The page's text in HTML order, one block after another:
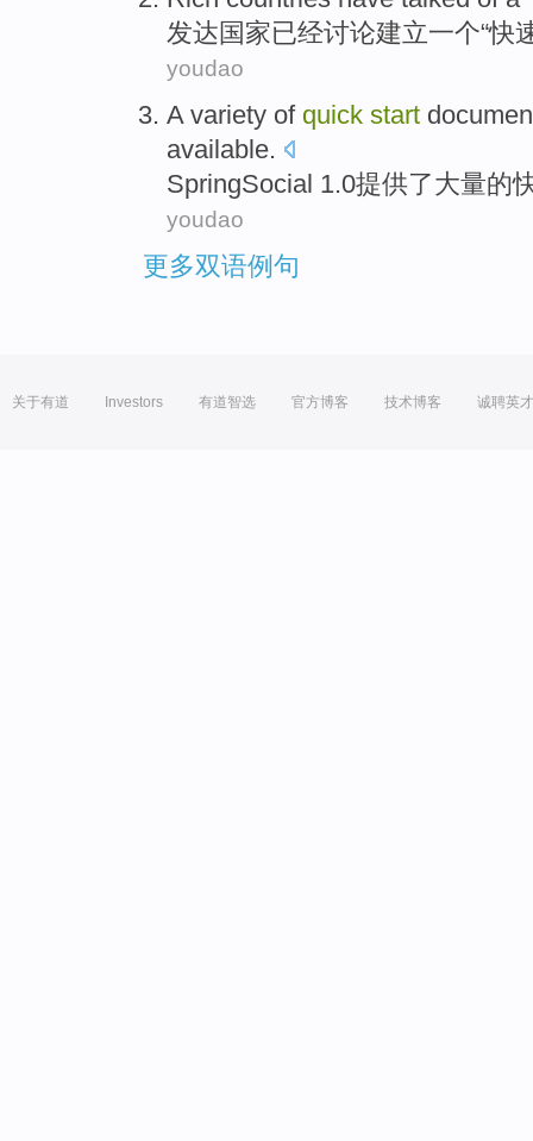
发达国家已经讨论建立一个“快
youdao
A variety of quick start
available.
SpringSocial 1.0提供了大量的
youdao
更多双语例句
关于有道 Investors 有道智选 官方博客 技术博客 诚聘英才